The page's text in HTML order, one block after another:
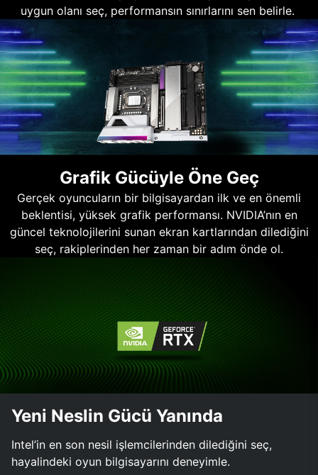
uygun olanı seç, performansın sınırlarını sen belirle.
Grafik Gücüyle Öne Geç
Gerçek oyuncuların bir bilgisayardan ilk ve en önemli
beklentisi, yüksek grafik performansı. NVIDIA’nın en
güncel teknolojilerini sunan ekran kartlarından dilediğini
seç, rakiplerinden her zaman bir adım önde ol.
Yeni Neslin Gücü Yanında
Intel’in en son nesil işlemcilerinden dilediğini seç,
hayalindeki oyun bilgisayarını deneyimle.